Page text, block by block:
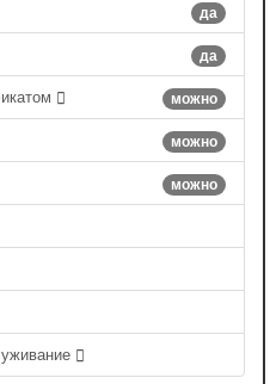
да
да
можно
можно
можно